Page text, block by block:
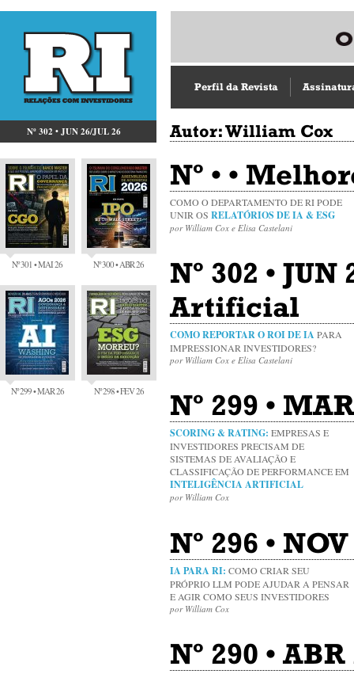
Nº 302 • JUN 26/JUL 26
Nº 301 • MAI 26 Nº 300 • ABR 26
Nº 299 • MAR 26 Nº 298 • FEV 26
Perfil da Revista
Autor: William Cox
Nº • •
COMO O DEPARTAMENTO DE RI PODE
UNIR OS RELATÓRIOS DE IA & ESG
por William Cox e Elisa Castelani
Nº 302 •
Artificial
COMO REPORTAR O ROI DE IA PARA
IMPRESSIONAR INVESTIDORES?
por William Cox e Elisa Castelani
Nº 299 •
SCORING & RATING: EMPRESAS E
INVESTIDORES PRECISAM DE
SISTEMAS DE AVALIAÇÃO E
CLASSIFICAÇÃO DE PERFORMANCE EM
INTELIGÊNCIA ARTIFICIAL
por William Cox
Nº 296 •
IA PARA RI: COMO CRIAR SEU
PRÓPRIO LLM PODE AJUDAR A PENSAR
E AGIR COMO SEUS INVESTIDORES
por William Cox
Nº 290 •